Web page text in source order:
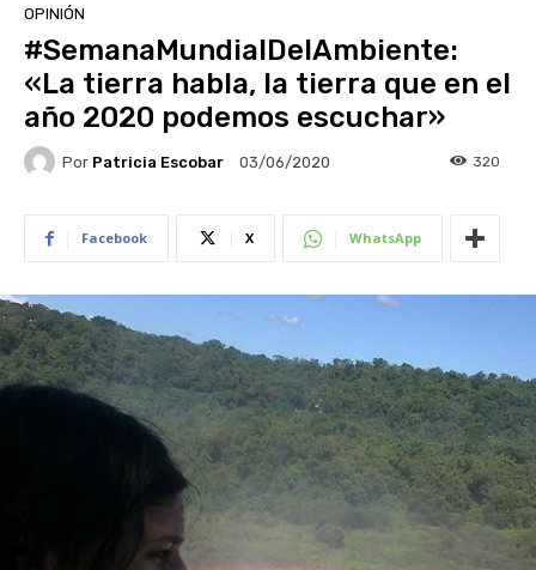
OPINIÓN
#SemanaMundialDelAmbiente:
«La tierra habla, la tierra que en el
año 2020 podemos escuchar»
Por Patricia Escobar 03/06/2020 320
Facebook X WhatsApp